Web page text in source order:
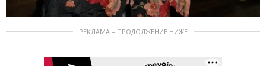
РЕКЛАМА – ПРОДОЛЖЕНИЕ НИЖЕ